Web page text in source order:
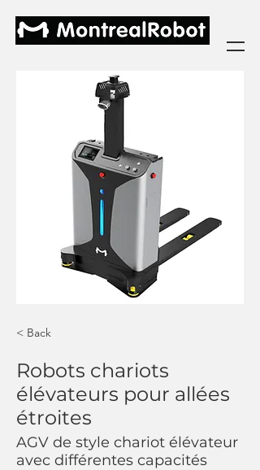
< Back
Robots chariots
élévateurs pour allées
étroites
AGV de style chariot élévateur
avec différentes capacités